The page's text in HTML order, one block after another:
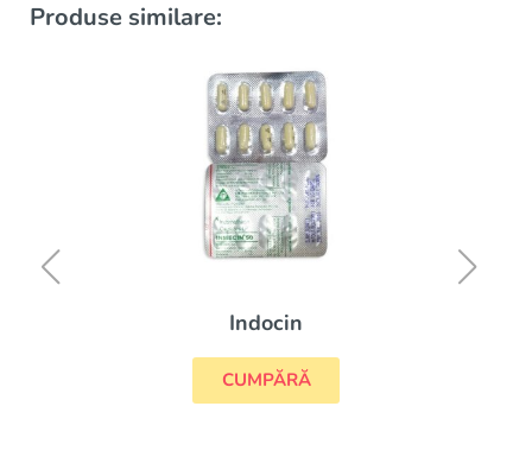
Produse similare:
Indocin
CUMPĂRĂ